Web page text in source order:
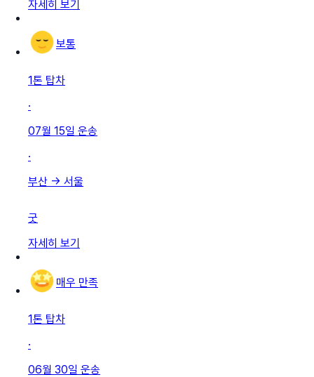
자세히 보기
보통
1톤 탑차
·
07월 15일 운송
·
부산 → 서울
굿
자세히 보기
매우 만족
1톤 탑차
·
06월 30일 운송